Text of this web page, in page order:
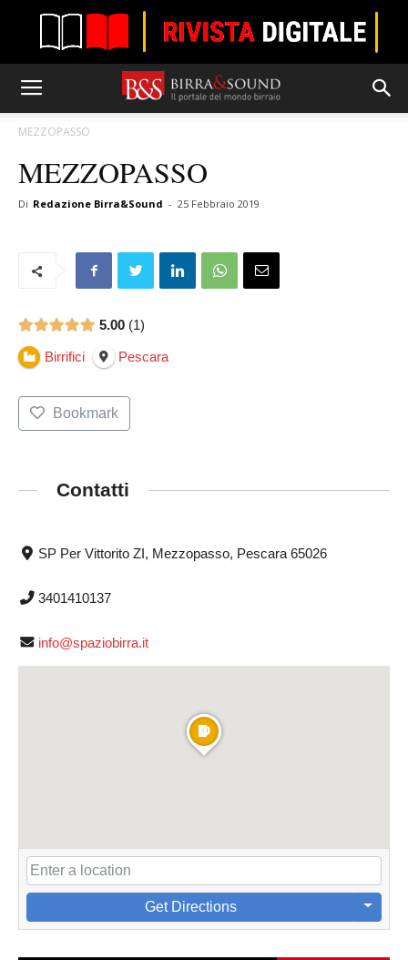
MEZZOPASSO
MEZZOPASSO
Di Redazione Birra&Sound - 25 Febbraio 2019
5.00 1
Birrifici Pescara
Bookmark
Contatti
SP Per Vittorito ZI, Mezzopasso, Pescara 65026
3401410137
info@spaziobirra.it
Get Directions